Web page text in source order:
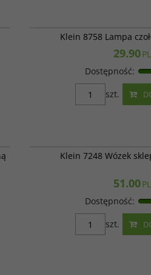
Klein 8758 Lampa
29.90
Dostępność:
szt.
Klein 7248 Wózek
51.00
Dostępność:
szt.